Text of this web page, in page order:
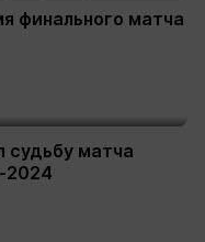
финального матча
судьбу матча
2024